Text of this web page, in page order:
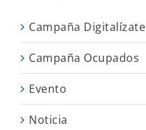
Campaña Digitalízate
Campaña Ocupados
Evento
Noticia